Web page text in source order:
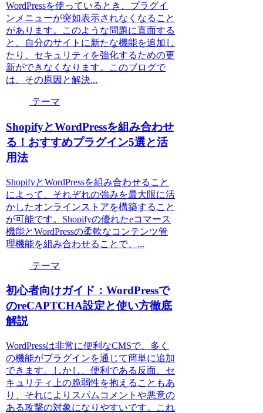
WordPressを使っているとき、プラグイ
ンメニューが突如表示されなくなること
があります。このような問題に直面する
と、自分のサイトに新たな機能を追加し
たり、セキュリティを強化するための更
新ができなくなります。このブログで
は、その原因と解決...
テーマ
ShopifyとWordPressを組み合わせ
る！おすすめプラグイン5選と活
用法
ShopifyとWordPressを組み合わせること
によって、それぞれの強みを最大限に活
かしたオンラインストアを構築すること
が可能です。Shopifyの優れたeコマース
機能とWordPressの柔軟なコンテンツ管
理機能を組み合わせることで、...
テーマ
初心者向けガイド：WordPressで
のreCAPTCHA設定と使い方徹底
解説
WordPressは非常に便利なCMSで、多く
の機能がプラグインを通じて簡単に追加
できます。しかし、便利である反面、セ
キュリティ上の脆弱性を抱えることもあ
り、それによりスパムコメントや悪意の
ある攻撃の対象になりやすいです。これ